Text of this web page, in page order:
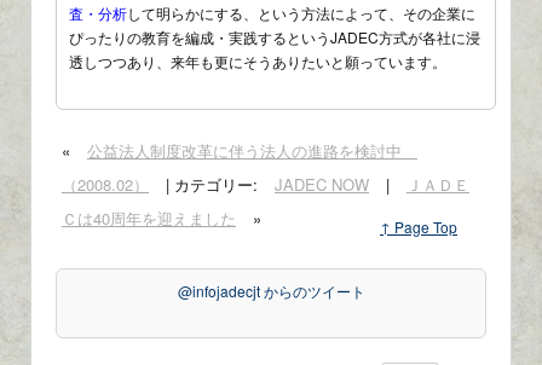
査・分析して明らかにする、という方法によって、その企業に
ぴったりの教育を編成・実践するというJADEC方式が各社に浸
透しつつあり、来年も更にそうありたいと願っています。
«
公益法人制度改革に伴う法人の進路を検討中
（2008.02）
| カテゴリー: JADEC NOW |
ＪＡＤＥ
Ｃは40周年を迎えました
» ↑ Page Top
@infojadecjt からのツイート